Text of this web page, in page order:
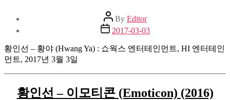
Post
author
By Editor
Post
date
2017-03-03
황인선 – 황야 (Hwang Ya) : 쇼웍스 엔터테인먼트, HI 엔터테인
먼트, 2017년 3월 3일
황인선 – 이모티콘 (Emoticon) (2016)